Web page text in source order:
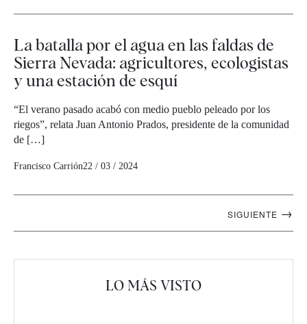
La batalla por el agua en las faldas de
Sierra Nevada: agricultores, ecologistas
y una estación de esquí
“El verano pasado acabó con medio pueblo peleado por los
riegos”, relata Juan Antonio Prados, presidente de la comunidad
de […]
Francisco Carrión22 / 03 / 2024
SIGUIENTE →
LO MÁS VISTO